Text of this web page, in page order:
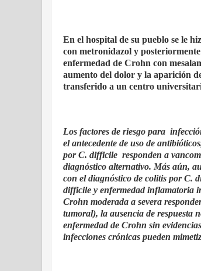
En el hospital de su pueblo se le
con metronidazol y
enfermedad de Crohn con
aumento del dolor y la aparición
transferido a un centro
Los factores de riesgo para
el antecedente de uso de
por C. difficile responden a
diagnóstico alternativo. Más aún,
con el diagnóstico de colitis por C.
difficile y enfermedad inflamatoria
Crohn moderada a severa
tumoral), la ausencia de respuesta
enfermedad de Crohn sin
infecciones crónicas pueden